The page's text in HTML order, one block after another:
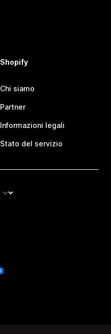
Shopify
Chi siamo
Partner
Informazioni legali
Stato del servizio